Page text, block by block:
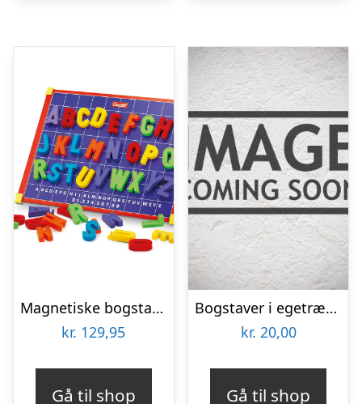
Magnetiske bogstaver – Sæt med tavle
kr. 129,95
Gå til shop
Bogstaver i egetræfiner – køb enkeltvis – Elegant version
kr. 20,00
Gå til shop